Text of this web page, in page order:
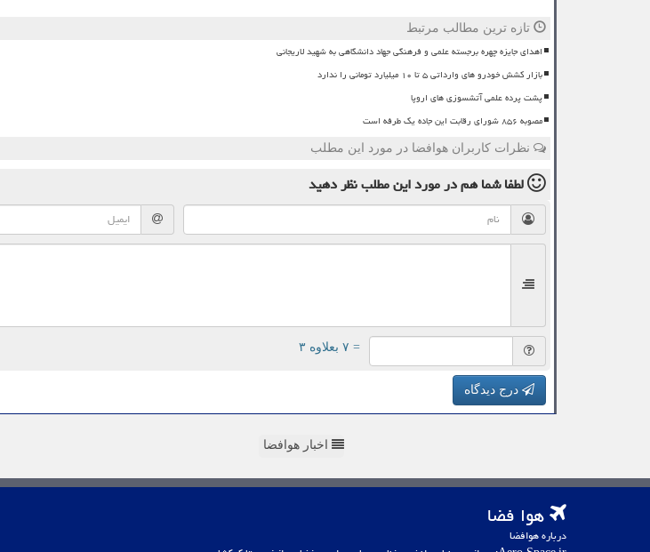
تازه ترین مطالب مرتبط
اهدای جایزه چهره برجسته علمی و فرهنگی جهاد دانشگاهی به شهید لاریجانی
بازار کشش خودرو های وارداتی ۵ تا ۱۰ میلیارد تومانی را ندارد
پشت پرده علمی آتشسوزی های اروپا
مصوبه ۸۵۶ شورای رقابت این جاده یک طرفه است
نظرات کاربران هوافضا در مورد این مطلب
لطفا شما همدر مورد این مطلبنظر دهید
= ۷ بعلاوه ۳
درج دیدگاه
اخبار هوافضا
هوا فضا
درباره هوافضا